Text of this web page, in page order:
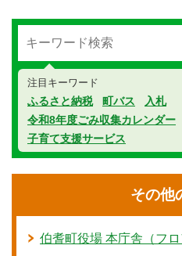
注目キーワード
ふるさと納税 町バス
入札
令和8年度ごみ収集カレンダー
子育て支援サービス
その他
伯耆町役場 本庁舎（フロ